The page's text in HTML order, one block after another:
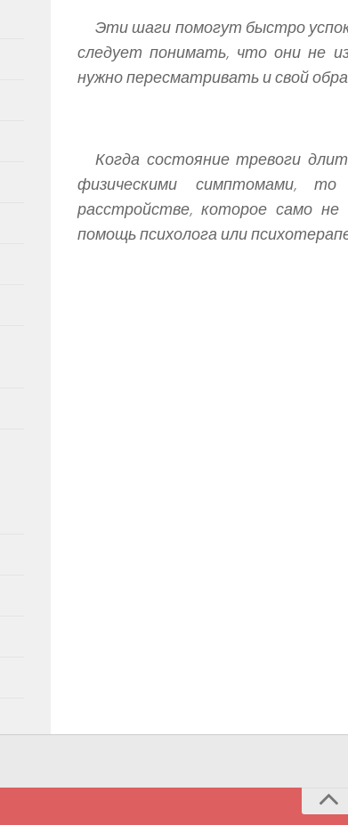
Эти шаги помогут быстро
следует понимать, что они не
нужно пересматривать и свой
Когда состояние тревоги
физическими симптомами,
расстройстве, которое само
помощь психолога или